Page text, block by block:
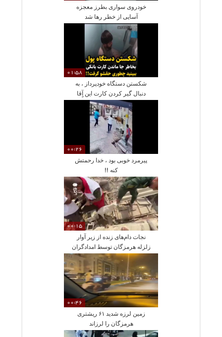
خودروی سواری بطرز معجزه
آسایی از خطر رها شد
01:58
شکستن دستگاه خودپرداز ، به
دنبال گیر کردن کارت این آٍقا
داخل دستگاه
00:26
پیرمرد خوبی بود ، خدا رحمتش
کنه !!
00:15
نجات دام‌های زنده از زیر آوار
زلزله هرمزگان توسط امدادگران
00:46
زمین لرزه شدید ۶۱ ریشتری
هرمزگان را لرزاند